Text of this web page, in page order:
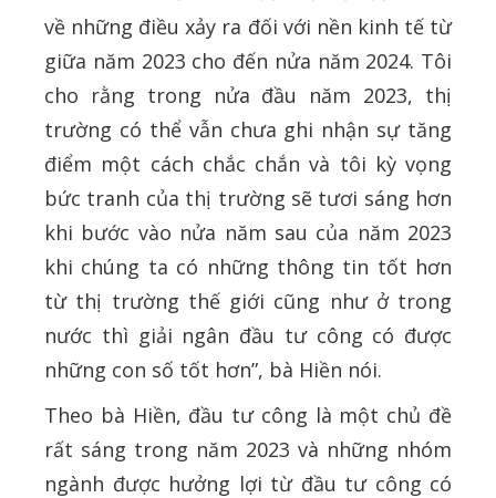
về những điều xảy ra đối với nền kinh tế từ
giữa năm 2023 cho đến nửa năm 2024. Tôi
cho rằng trong nửa đầu năm 2023, thị
trường có thể vẫn chưa ghi nhận sự tăng
điểm một cách chắc chắn và tôi kỳ vọng
bức tranh của thị trường sẽ tươi sáng hơn
khi bước vào nửa năm sau của năm 2023
khi chúng ta có những thông tin tốt hơn
từ thị trường thế giới cũng như ở trong
nước thì giải ngân đầu tư công có được
những con số tốt hơn”, bà Hiền nói.
Theo bà Hiền, đầu tư công là một chủ đề
rất sáng trong năm 2023 và những nhóm
ngành được hưởng lợi từ đầu tư công có